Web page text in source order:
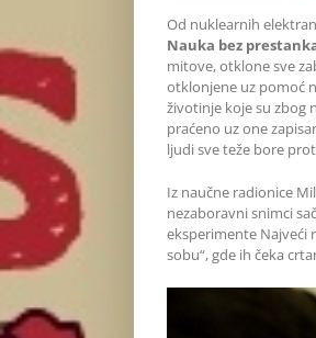
Od nuklearnih
Nauka bez
mitove, otklone sve
otklonjene uz pomoć
životinje koje su zbog
praćeno uz one
ljudi sve teže bore
Iz naučne radionice
nezaboravni snimci
eksperimente Najveći
sobu“, gde ih čeka